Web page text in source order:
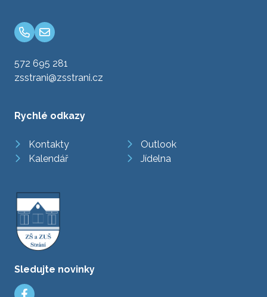
572 695 281
zsstrani@zsstrani.cz
Rychlé odkazy
Kontakty
Outlook
Kalendář
Jídelna
Sledujte novinky